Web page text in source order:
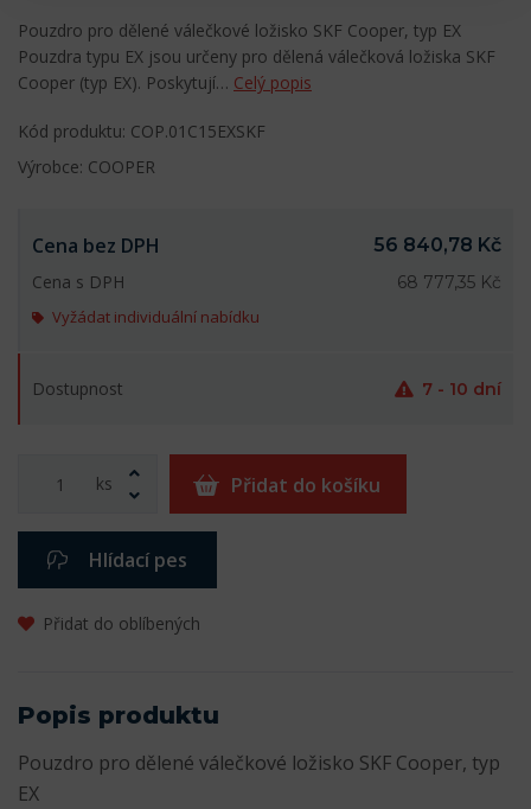
Pouzdro pro dělené válečkové ložisko SKF Cooper, typ EX
Pouzdra typu EX jsou určeny pro dělená válečková ložiska SKF
Cooper (typ EX). Poskytují… Celý popis
Kód produktu: COP.01C15EXSKF
Výrobce: COOPER
Cena bez DPH
56 840,78 Kč
Cena s DPH
68 777,35 Kč
Vyžádat individuální nabídku
Dostupnost 7 - 10 dní
ks Přidat do košíku
Hlídací pes
Přidat do oblíbených
Popis produktu
Pouzdro pro dělené válečkové ložisko SKF Cooper, typ
EX